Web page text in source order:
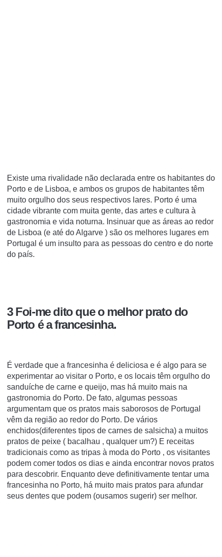
Existe uma rivalidade não declarada entre os habitantes do
Porto e de Lisboa, e ambos os grupos de habitantes têm
muito orgulho dos seus respectivos lares. Porto é uma
cidade vibrante com muita gente, das artes e cultura à
gastronomia e vida noturna. Insinuar que as áreas ao redor
de Lisboa (e até do Algarve ) são os melhores lugares em
Portugal é um insulto para as pessoas do centro e do norte
do país.
3 Foi-me dito que o melhor prato do
Porto é a francesinha.
É verdade que a francesinha é deliciosa e é algo para se
experimentar ao visitar o Porto, e os locais têm orgulho do
sanduíche de carne e queijo, mas há muito mais na
gastronomia do Porto. De fato, algumas pessoas
argumentam que os pratos mais saborosos de Portugal
vêm da região ao redor do Porto. De vários
enchidos(diferentes tipos de carnes de salsicha) a muitos
pratos de peixe ( bacalhau , qualquer um?) E receitas
tradicionais como as tripas à moda do Porto , os visitantes
podem comer todos os dias e ainda encontrar novos pratos
para descobrir. Enquanto deve definitivamente tentar uma
francesinha no Porto, há muito mais pratos para afundar
seus dentes que podem (ousamos sugerir) ser melhor.